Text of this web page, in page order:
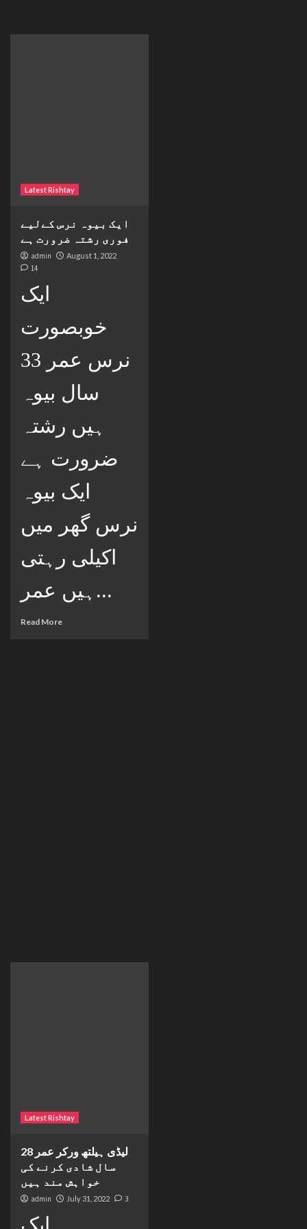
Latest Rishtay
ایک بیوہ نرس کےلیے
فوری رشتہ ضرورت ہے
admin August 1, 2022
14
ایک
خوبصورت
نرس عمر 33
سال بیوہ
ہیں رشتہ
ضرورت ہے
ایک بیوہ
نرس گھر میں
اکیلی رہتی
ہیں عمر...
Read More
Latest Rishtay
لیڈی ہیلتھ ورکر عمر 28
سال شادی کرنے کی
خواہش مند ہیں
admin July 31, 2022 3